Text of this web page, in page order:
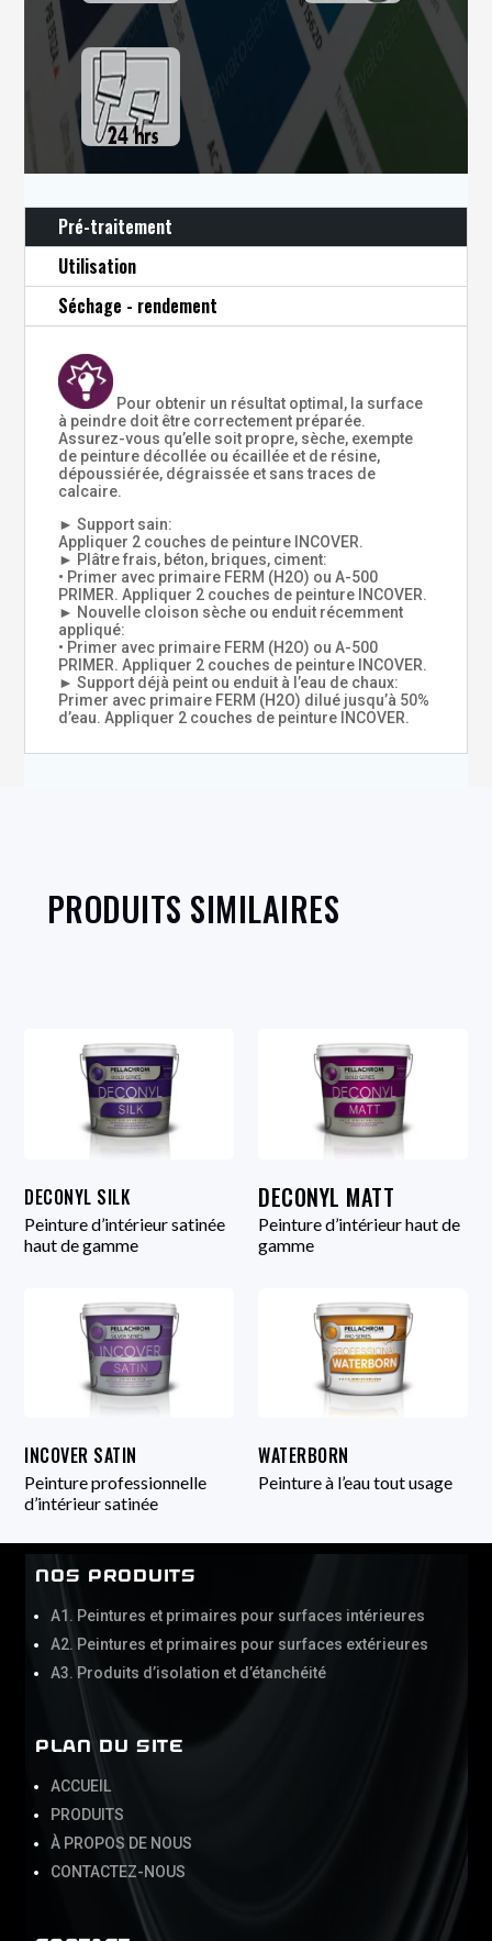
Pré-traitement
Utilisation
Séchage - rendement
Pour obtenir un résultat optimal, la surface
à peindre doit être correctement préparée.
Assurez-vous qu’elle soit propre, sèche, exempte
de peinture décollée ou écaillée et de résine,
dépoussiérée, dégraissée et sans traces de
calcaire.
► Support sain:
Appliquer 2 couches de peinture INCOVER.
► Plâtre frais, béton, briques, ciment:
• Primer avec primaire FERM (H2O) ou Α-500
PRIMER. Appliquer 2 couches de peinture INCOVER.
► Nouvelle cloison sèche ou enduit récemment
appliqué:
• Primer avec primaire FERM (H2O) ou Α-500
PRIMER. Appliquer 2 couches de peinture INCOVER.
► Support déjà peint ou enduit à l’eau de chaux:
Primer avec primaire FERM (H2O) dilué jusqu’à 50%
d’eau. Appliquer 2 couches de peinture INCOVER.
PRODUITS SIMILAIRES
DECONYL SILK
Peinture d’intérieur satinée
haut de gamme
DECONYL MATT
Peinture d’intérieur haut de
gamme
INCOVER SATIN
Peinture professionnelle
d’intérieur satinée
WATERBORN
Peinture à l’eau tout usage
NOS PRODUITS
A1. Peintures et primaires pour surfaces intérieures
Α2. Peintures et primaires pour surfaces extérieures
Α3. Produits d’isolation et d’étanchéité
PLAN DU SITE
ACCUEIL
PRODUITS
À PROPOS DE NOUS
CONTACTEZ-NOUS